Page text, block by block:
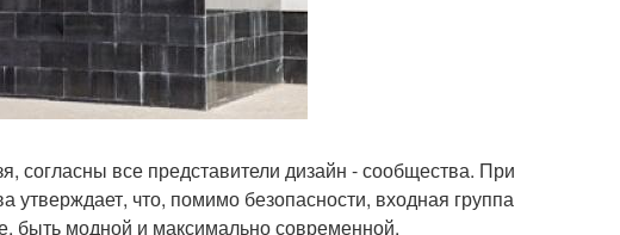
согласны все представители дизайн - сообщества. При
что, помимо безопасности, входная группа
модной и максимально современной.